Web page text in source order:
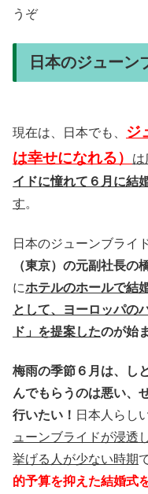
うぞ
日本のジューン
現在は、日本でも、
ジ
は幸せになれる）
は
イドに憧れて６月に結
す。
日本のジューンブライ
（東京）の元副社長の
にホテルのホールで結
として、ヨーロッパの
ド」を提案したのが始
梅雨の季節６月は、し
んでもらうのは悪い、
行いたい！ 日本人らし
ューンブライドが浸透
挙げる人が少ない時期
的予算を抑えた結婚式